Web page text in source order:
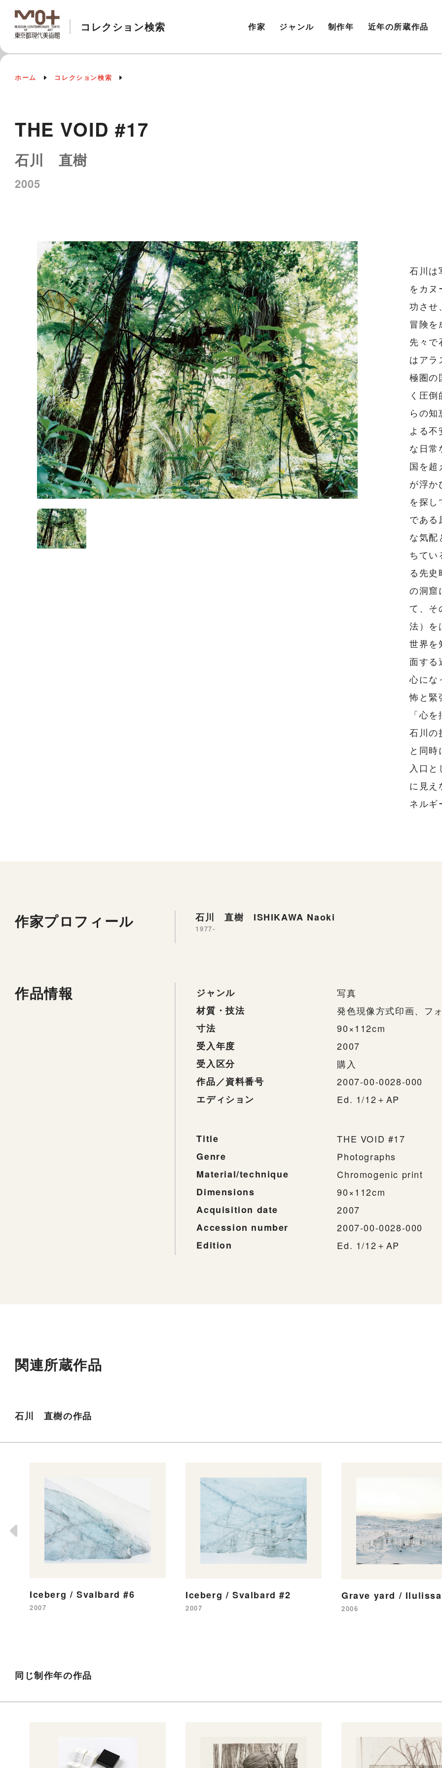
コレクション検索 作家 ジャンル 制作年 近年の所蔵作品
ホーム コレクション検索
THE VOID #17
石川 直樹
2005
石川は
をカ
功させ
冒険
先々で
はアラ
極圏の
く圧
らの
よる
な日常
国を超
が浮か
を探
である
な気配
ちてい
る先史
の洞窟
て、そ
法）を
世界を
面する
心にな
怖と緊
「心
石川の
と同
入口
に見え
ネルギ
作家プロフィール 石川 直樹 ISHIKAWA Naoki
1977-
作品情報 ジャンル
写真
材質・技法
発色現像方式印画、フ
寸法
90×112cm
受入年度
2007
受入区分
購入
作品／資料番号
2007-00-0028-000
エディション
Ed. 1/12＋AP
Title
THE VOID #17
Genre
Photographs
Material/technique
Chromogenic print
Dimensions
90×112cm
Acquisition date
2007
Accession number
2007-00-0028-000
Edition
Ed. 1/12＋AP
関連所蔵作品
石川 直樹の作品
Iceberg / Svalbard #6
2007
Iceberg / Svalbard #2
2007
Grave yard /
2006
同じ制作年の作品